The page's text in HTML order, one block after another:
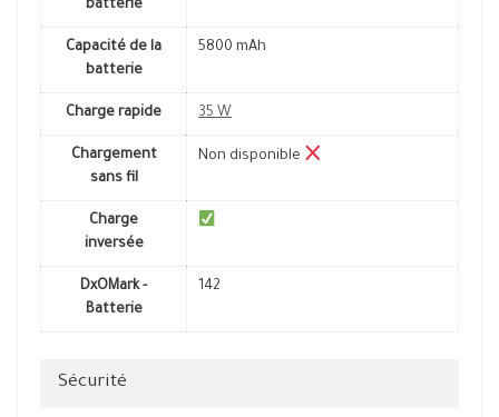
batterie
Capacité de la
batterie
5800 mAh
Charge rapide 35 W
Chargement
sans fil
Non disponible
Charge
inversée
DxOMark -
Batterie
142
Sécurité